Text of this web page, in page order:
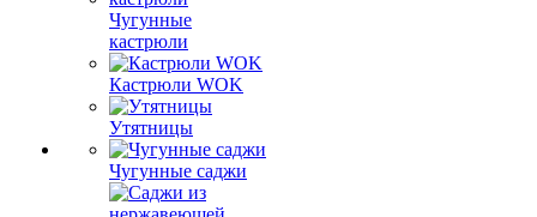
Чугунные
кастрюли
Кастрюли WOK
Утятницы
Чугунные саджи